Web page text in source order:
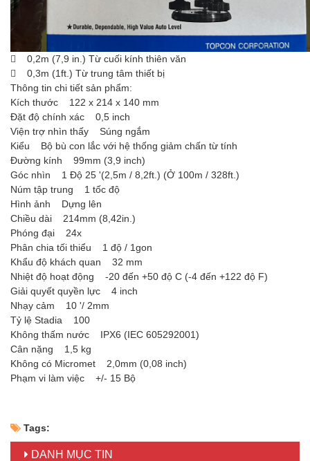
 0,2m (7,9 in.) Từ cuối kính thiên văn
 0,3m (1ft.) Từ trung tâm thiết bị
Thông tin chi tiết sản phẩm:
Kích thước 122 x 214 x 140 mm
Đặt độ chính xác 0,5 inch
Viện trợ nhìn thấy Súng ngắm
Kiểu Bộ bù con lắc với hệ thống giảm chấn từ tính
Đường kính 99mm (3,9 inch)
Góc nhìn 1 Độ 25 '(2,5m / 8,2ft.) (Ở 100m / 328ft.)
Núm tập trung 1 tốc độ
Hình ảnh Dựng lên
Chiều dài 214mm (8,42in.)
Phóng đại 24x
Phân chia tối thiểu 1 độ / 1gon
Khẩu độ khách quan 32 mm
Nhiệt độ hoạt động -20 đến +50 độ C (-4 đến +122 độ F)
Giải quyết quyền lực 4 inch
Nhạy cảm 10 '/ 2mm
Tỷ lệ Stadia 100
Không thấm nước IPX6 (IEC 605292001)
Cân nặng 1,5 kg
Không có Micromet 2,0mm (0,08 inch)
Phạm vi làm việc +/- 15 Bộ
Tags:
DANH MỤC TIN